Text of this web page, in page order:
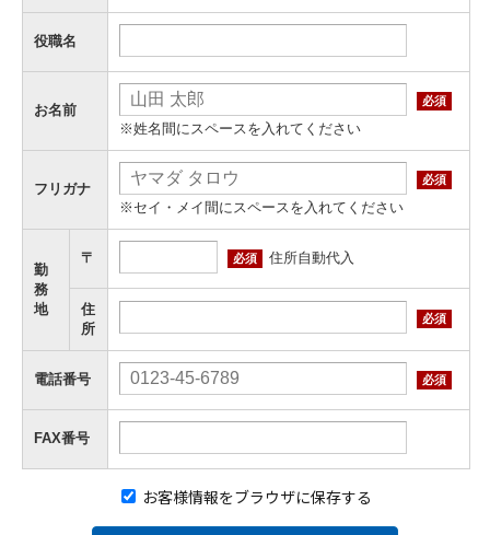
役職名
お名前
必須
※姓名間にスペースを入れてください
フリガナ
必須
※セイ・メイ間にスペースを入れてください
勤
務
地
〒 必須 住所自動代入
住
所
必須
電話番号 必須
FAX番号
お客様情報をブラウザに保存する